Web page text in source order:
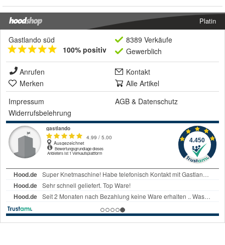
Platin
Gastlando süd
100% positiv
8389 Verkäufe
Gewerblich
Anrufen
Kontakt
Merken
Alle Artikel
Impressum
AGB & Datenschutz
Widerrufsbelehrung